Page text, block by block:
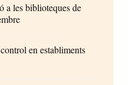
a les biblioteques de
en establiments